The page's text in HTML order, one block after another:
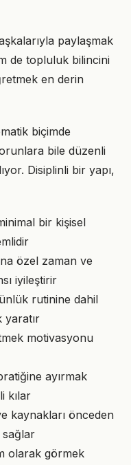
paylaşmak
de topluluk bilincini
en derin
biçimde
bile düzenli
Disiplinli bir yapı,
bir kişisel
özel zaman ve
iyileştirir
rutinine dahil
yaratır
motivasyonu
ayırmak
kılar
kaynakları önceden
sağlar
olarak görmek